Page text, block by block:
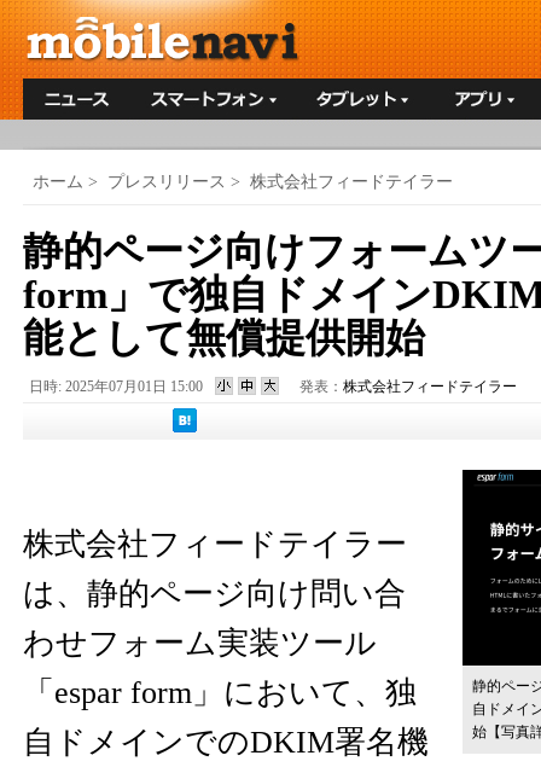
ホーム > プレスリリース > 株式会社フィードテイラー
静的ページ向けフォームツ
form」で独自ドメイン
能として無償提供開始
日時: 2025年07月01日 15:00 発表： 株式会社フィードテイラー
静的ペー
自ドメイ
始 【写真
株式会社フィードテイラー
は、静的ページ向け問い合
わせフォーム実装ツール
「espar form」において、独
自ドメインでのDKIM署名機